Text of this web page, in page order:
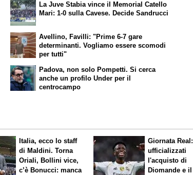
La Juve Stabia vince il Memorial Catello
Mari: 1-0 sulla Cavese. Decide Sandrucci
Avellino, Favilli: "Prime 6-7 gare
determinanti. Vogliamo essere scomodi
per tutti"
Padova, non solo Pompetti. Si cerca
anche un profilo Under per il
centrocampo
Italia, ecco lo staff
di Maldini. Torna
Oriali, Bollini vice,
c’è Bonucci: manca
Giornata Real:
ufficializzati
l'acquisto di
Diomande e il